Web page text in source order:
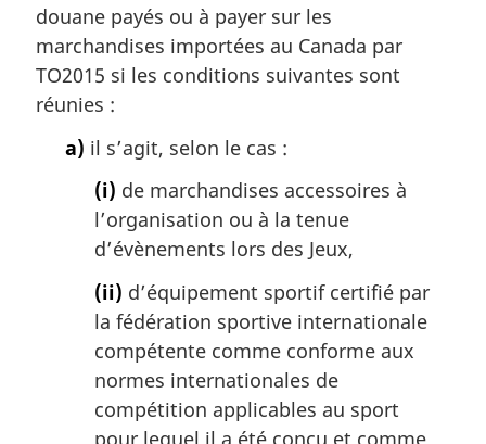
douane payés ou à payer sur les
marchandises importées au Canada par
TO2015 si les conditions suivantes sont
réunies :
a) il s’agit, selon le cas :
(i) de marchandises accessoires à
l’organisation ou à la tenue
d’évènements lors des Jeux,
(ii) d’équipement sportif certifié par
la fédération sportive internationale
compétente comme conforme aux
normes internationales de
compétition applicables au sport
pour lequel il a été conçu et comme